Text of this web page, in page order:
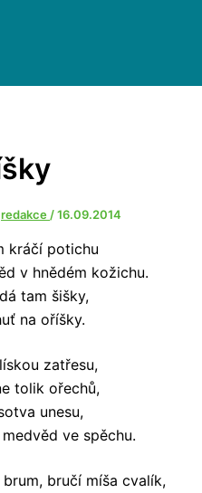
redakce /16.09.2014
kráčí potichu
v hnědém kožichu.
tam šišky,
na oříšky.
zatřesu,
tolik ořechů,
unesu,
ve spěchu.
brum, bručí míša cvalík,